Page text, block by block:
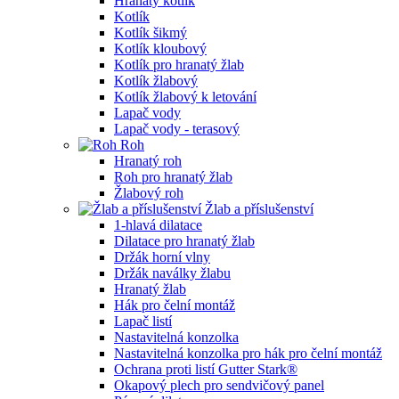
Kotlík
Kotlík šikmý
Kotlík kloubový
Kotlík pro hranatý žlab
Kotlík žlabový
Kotlík žlabový k letování
Lapač vody
Lapač vody - terasový
Roh
Hranatý roh
Roh pro hranatý žlab
Žlabový roh
Žlab a příslušenství
1-hlavá dilatace
Dilatace pro hranatý žlab
Držák horní vlny
Držák naválky žlabu
Hranatý žlab
Hák pro čelní montáž
Lapač listí
Nastavitelná konzolka
Nastavitelná konzolka pro hák pro čelní montáž
Ochrana proti listí Gutter Stark®
Okapový plech pro sendvičový panel